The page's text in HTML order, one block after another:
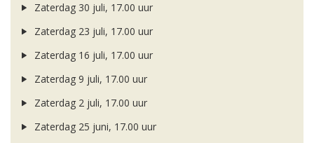
Zaterdag 30 juli, 17.00 uur
Zaterdag 23 juli, 17.00 uur
Zaterdag 16 juli, 17.00 uur
Zaterdag 9 juli, 17.00 uur
Zaterdag 2 juli, 17.00 uur
Zaterdag 25 juni, 17.00 uur